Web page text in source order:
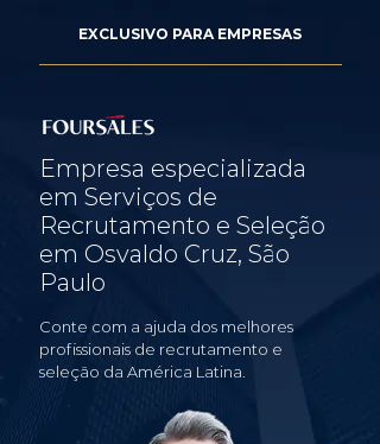
EXCLUSIVO PARA EMPRESAS
Empresa especializada
em Serviços de
Recrutamento e Seleção
em Osvaldo Cruz, São
Paulo
Conte com a ajuda dos melhores
profissionais de recrutamento e
seleção da América Latina.